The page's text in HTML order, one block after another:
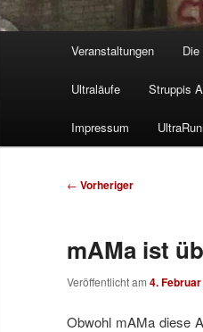
Veranstaltungen
Ultraläufe Struppis
Impressum
Beitragsnavigation
← Vorheriger
mAMa ist
Veröffentlicht am 4.
Obwohl mAMa diese